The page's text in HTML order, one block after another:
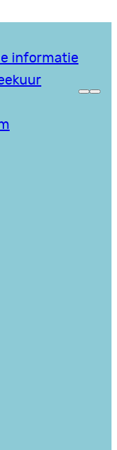
informatie